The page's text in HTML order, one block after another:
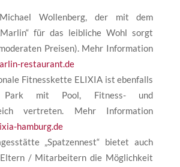
Wollenberg, der mit dem
für das leibliche Wohl sorgt
Preisen). Mehr Information
restaurant.de
Fitnesskette ELIXIA ist ebenfalls
mit Pool, Fitness- und
vertreten. Mehr Information
hamburg.de
„Spatzennest“ bietet auch
/ Mitarbeitern die Möglichkeit